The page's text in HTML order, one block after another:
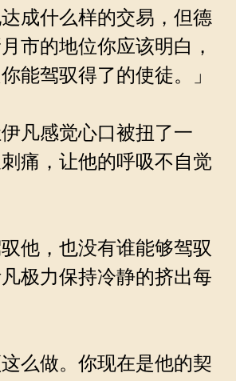
成什么样的交易，但德
市的地位你应该明白，
能驾驭得了的使徒。」
凡感觉心口被扭了一
痛，让他的呼吸不自觉
他，也没有谁能够驾驭
极力保持冷静的挤出每
么做。你现在是他的契